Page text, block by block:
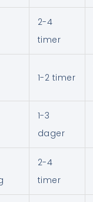
2-4
timer
1-2 timer
1-3
dager
2-4
timer